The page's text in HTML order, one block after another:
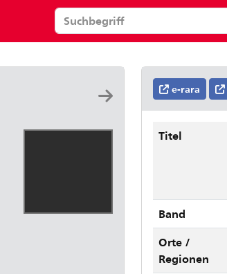
e-rara
Titel
Band
Orte /
Regionen